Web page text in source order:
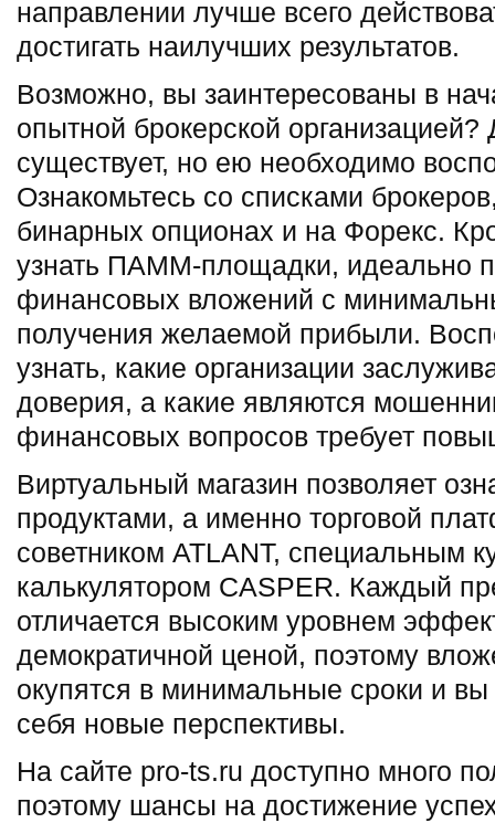
направлении лучше всего
достигать наилучших результатов.
Возможно, вы заинтересованы в
опытной брокерской
существует, но ею необходимо
Ознакомьтесь со списками
бинарных опционах и на Форекс.
узнать ПАММ-площадки, идеально
финансовых вложений с
получения желаемой прибыли.
узнать, какие организации
доверия, а какие являются
финансовых вопросов требует
Виртуальный магазин позволяет
продуктами, а именно торговой
советником ATLANT, специальным
калькулятором CASPER. Каждый
отличается высоким уровнем
демократичной ценой, поэтому
окупятся в минимальные сроки и
себя новые перспективы.
На сайте pro-ts.ru доступно много
поэтому шансы на достижение